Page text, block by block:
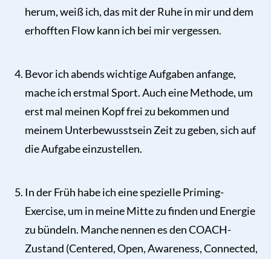
herum, weiß ich, das mit der Ruhe in mir und dem
erhofften Flow kann ich bei mir vergessen.
Bevor ich abends wichtige Aufgaben anfange,
mache ich erstmal Sport. Auch eine Methode, um
erst mal meinen Kopf frei zu bekommen und
meinem Unterbewusstsein Zeit zu geben, sich auf
die Aufgabe einzustellen.
In der Früh habe ich eine spezielle Priming-
Exercise, um in meine Mitte zu finden und Energie
zu bündeln. Manche nennen es den COACH-
Zustand (Centered, Open, Awareness, Connected,